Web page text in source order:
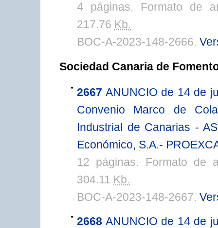
4 páginas. Formato de
217.76 Kb.
BOC-A-2023-148-2666.
Sociedad Canaria de
2667 ANUNCIO de 14 de
Convenio Marco de
Industrial de Canarias -
Económico, S.A.-
12 páginas. Formato de
304.11 Kb.
BOC-A-2023-148-2667.
2668 ANUNCIO de 14 de